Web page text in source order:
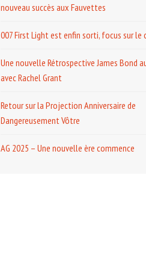
nouveau succès aux Fauvettes
007 First Light est enfin sorti, focus sur le
Une nouvelle Rétrospective James Bond
avec Rachel Grant
Retour sur la Projection Anniversaire de
Dangereusement Vôtre
AG 2025 – Une nouvelle ère commence